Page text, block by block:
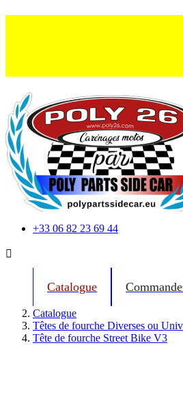
+33 06 82 23 69 44

Catalogue
Catalogue
Têtes de fourche Diverses ou
Tête de fourche Street Bike V3